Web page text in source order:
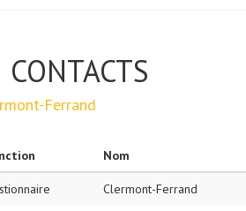
CONTACTS
Ferrand
Nom
Clermont-Ferrand